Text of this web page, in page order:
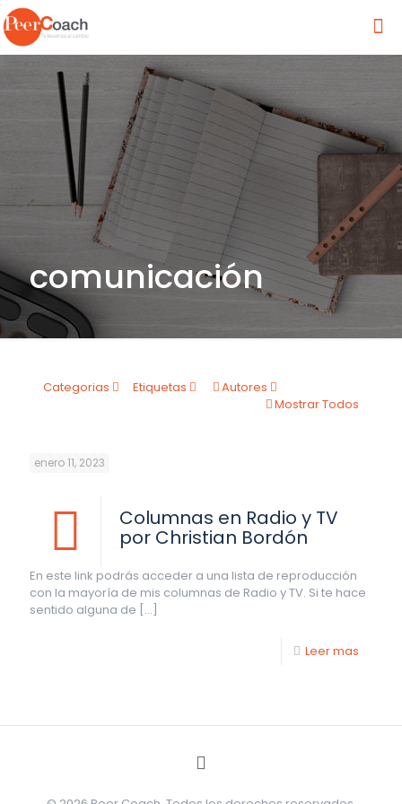
comunicación
Categorias Etiquetas
Autores
Mostrar Todos
enero 11, 2023
Columnas en Radio y TV
por Christian Bordón
En este link podrás acceder a una lista de reproducción
con la mayoría de mis columnas de Radio y TV. Si te hace
sentido alguna de […]
Leer mas